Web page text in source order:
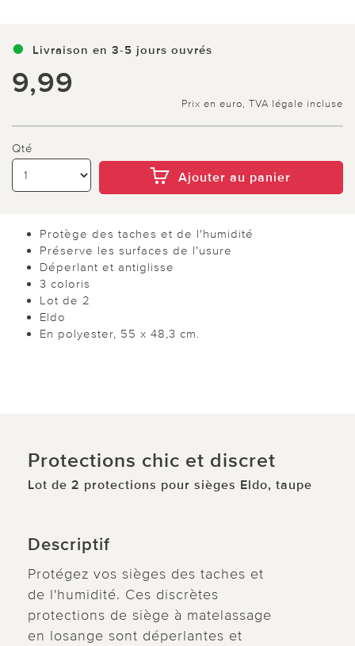
Livraison en 3-5 jours ouvrés
9,99
Prix en euro, TVA légale incluse
Qté
Ajouter au panier
Protège des taches et de l'humidité
Préserve les surfaces de l'usure
Déperlant et antiglisse
3 coloris
Lot de 2
Eldo
En polyester, 55 x 48,3 cm.
Protections chic et discret
Lot de 2 protections pour sièges Eldo, taupe
Descriptif
Protégez vos sièges des taches et
de l'humidité. Ces discrètes
protections de siège à matelassage
en losange sont déperlantes et